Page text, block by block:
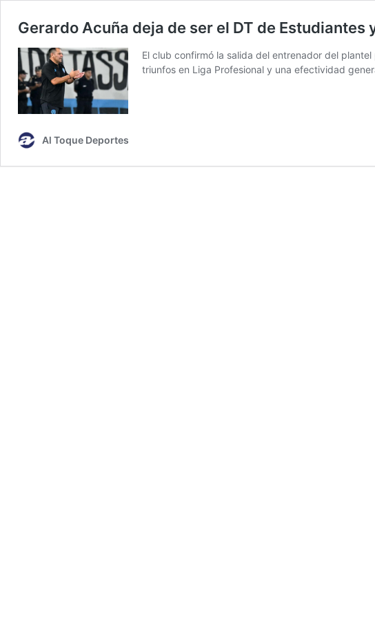
Gerardo Acuña deja de ser el DT de
El club confirmó la salida del entrenador del
triunfos en Liga Profesional y una efectividad
Al Toque Deportes